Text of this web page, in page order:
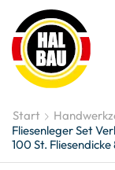
Start
Fliesenleger Set
100 St.